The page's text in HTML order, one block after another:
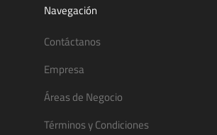
Navegación
Contáctanos
Empresa
Áreas de Negocio
Términos y Condiciones